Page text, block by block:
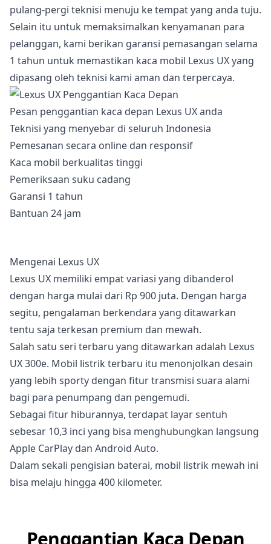
pulang-pergi teknisi menuju ke tempat yang anda tuju.
Selain itu untuk memaksimalkan kenyamanan para
pelanggan, kami berikan garansi pemasangan selama
1 tahun untuk memastikan kaca mobil Lexus UX yang
dipasang oleh teknisi kami aman dan terpercaya.
Pesan penggantian kaca depan Lexus UX anda
Teknisi yang menyebar di seluruh Indonesia
Pemesanan secara online dan responsif
Kaca mobil berkualitas tinggi
Pemeriksaan suku cadang
Garansi 1 tahun
Bantuan 24 jam
Mengenai Lexus UX
Lexus UX memiliki empat variasi yang dibanderol
dengan harga mulai dari Rp 900 juta. Dengan harga
segitu, pengalaman berkendara yang ditawarkan
tentu saja terkesan premium dan mewah.
Salah satu seri terbaru yang ditawarkan adalah Lexus
UX 300e. Mobil listrik terbaru itu menonjolkan desain
yang lebih sporty dengan fitur transmisi suara alami
bagi para penumpang dan pengemudi.
Sebagai fitur hiburannya, terdapat layar sentuh
sebesar 10,3 inci yang bisa menghubungkan langsung
Apple CarPlay dan Android Auto.
Dalam sekali pengisian baterai, mobil listrik mewah ini
bisa melaju hingga 400 kilometer.
Penggantian Kaca Depan